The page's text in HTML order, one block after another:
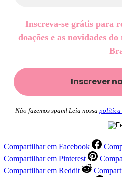
Inscreva-se grátis para
doações e as novidades
Não fazemos spam! Leia nossa política
Compartilhar em Facebook
Compartilhar em Pinterest
Compartilhar em Reddit